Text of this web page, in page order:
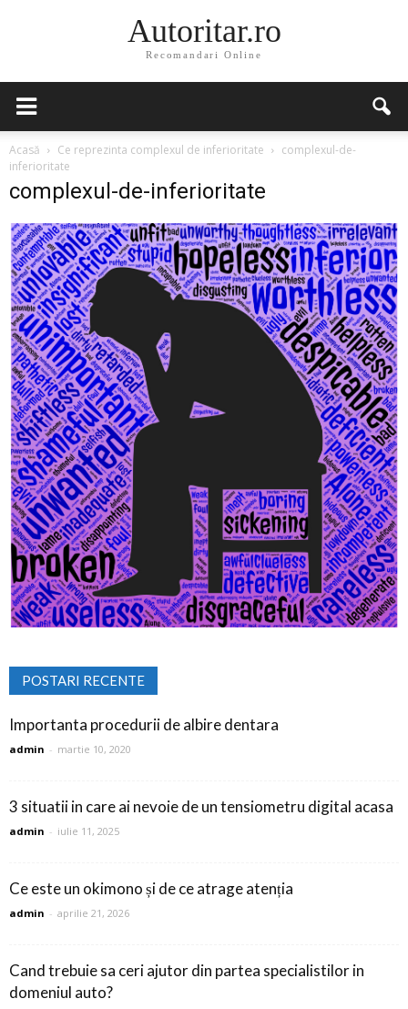
Autoritar.ro
Recomandari Online
Acasă Ce reprezinta complexul de inferioritate
complexul-de-
inferioritate
complexul-de-inferioritate
POSTARI RECENTE
Importanta procedurii de albire dentara
admin - martie 10, 2020
3 situatii in care ai nevoie de un tensiometru digital acasa
admin - iulie 11, 2025
Ce este un okimono și de ce atrage atenția
admin - aprilie 21, 2026
Cand trebuie sa ceri ajutor din partea specialistilor in
domeniul auto?